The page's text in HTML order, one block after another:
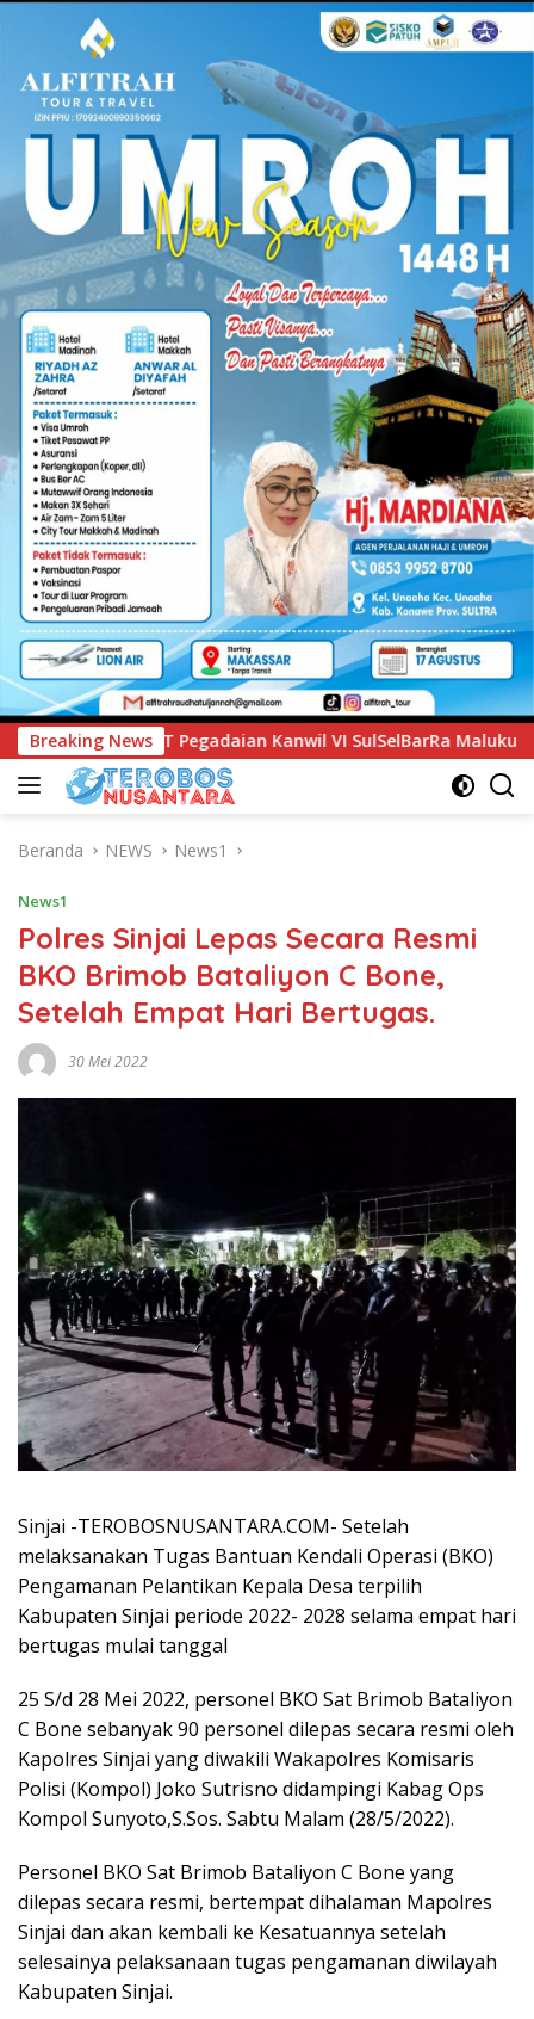
Breaking News
VI SulSelBarRa Maluku Luncurkan Program PANDE EMAS
Beranda NEWS News1
News1
Polres Sinjai Lepas Secara Resmi
BKO Brimob Bataliyon C Bone,
Setelah Empat Hari Bertugas.
30 Mei 2022
Sinjai -TEROBOSNUSANTARA.COM- Setelah
melaksanakan Tugas Bantuan Kendali Operasi (BKO)
Pengamanan Pelantikan Kepala Desa terpilih
Kabupaten Sinjai periode 2022- 2028 selama empat hari
bertugas mulai tanggal
25 S/d 28 Mei 2022, personel BKO Sat Brimob Bataliyon
C Bone sebanyak 90 personel dilepas secara resmi oleh
Kapolres Sinjai yang diwakili Wakapolres Komisaris
Polisi (Kompol) Joko Sutrisno didampingi Kabag Ops
Kompol Sunyoto,S.Sos. Sabtu Malam (28/5/2022).
Personel BKO Sat Brimob Bataliyon C Bone yang
dilepas secara resmi, bertempat dihalaman Mapolres
Sinjai dan akan kembali ke Kesatuannya setelah
selesainya pelaksanaan tugas pengamanan diwilayah
Kabupaten Sinjai.